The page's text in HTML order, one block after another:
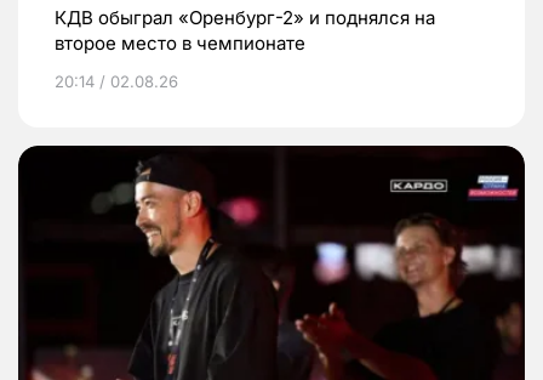
КДВ обыграл «Оренбург-2» и поднялся на
второе место в чемпионате
20:14 / 02.08.26